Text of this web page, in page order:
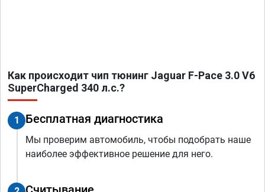
Как происходит чип тюнинг Jaguar F-Pace 3.0 V6
SuperCharged 340 л.с.?
1 Бесплатная диагностика
Мы проверим автомобиль, чтобы подобрать наше
наиболее эффективное решение для него.